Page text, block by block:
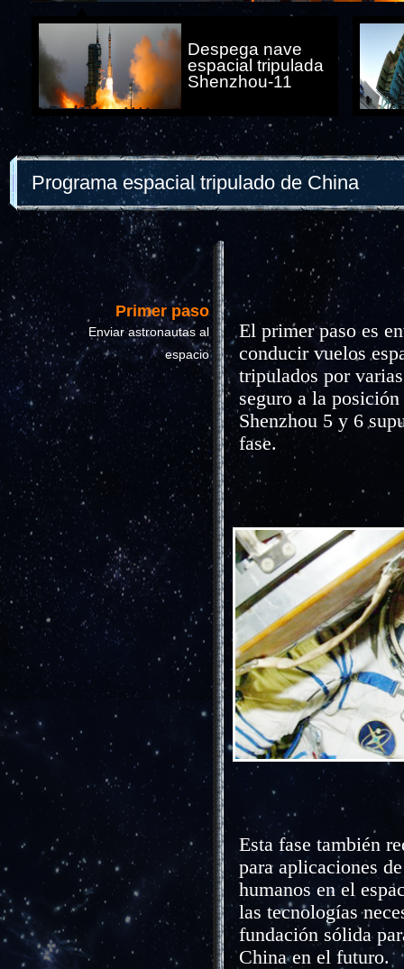
Despega nave
espacial tripulada
Shenzhou-11
Programa espacial tripulado de China
El primer paso es
conducir vuelos
tripulados por
seguro a la
Shenzhou 5 y 6
fase.
Primer paso
Enviar astronautas al
espacio
Esta fase también
para aplicaciones
humanos en el
las tecnologías
fundación sólida
China en el futuro.